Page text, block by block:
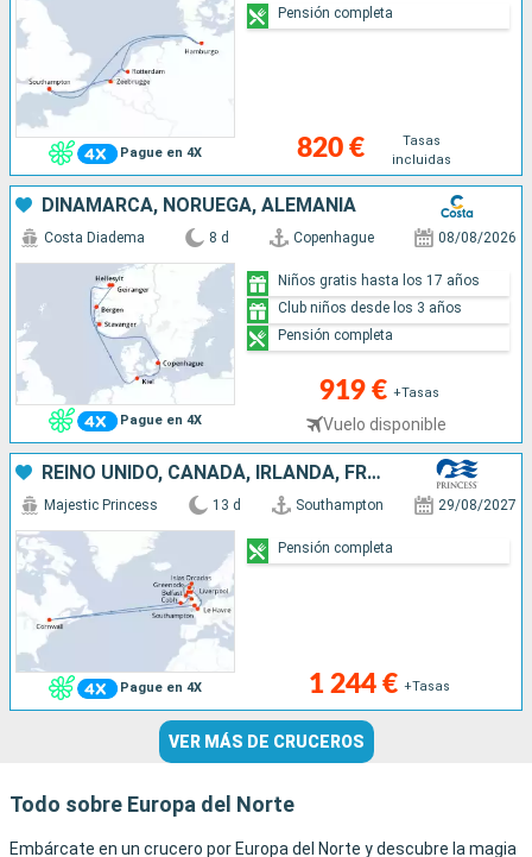
Pague en 4X 820 €
Tasas
incluidas
Pensión completa
DINAMARCA, NORUEGA, ALEMANIA
Pague en 4X
Costa Diadema 8 d Copenhague 08/08/2026
919 € +Tasas
Vuelo disponible
Niños gratis hasta los 17 años
Club niños desde los 3 años
Pensión completa
REINO UNIDO, CANADÁ, IRLANDA, FRANCIA
Pague en 4X
Majestic Princess 13 d Southampton 29/08/2027
1 244 € +Tasas
Pensión completa
VER MÁS DE CRUCEROS
Todo sobre Europa del Norte
Embárcate en un crucero por Europa del Norte y descubre la magia